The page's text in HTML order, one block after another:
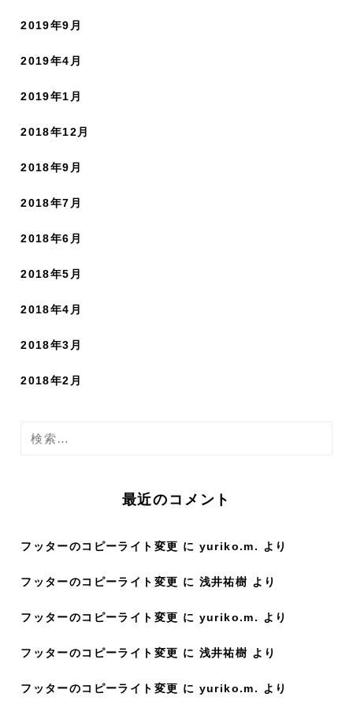
2019年9月
2019年4月
2019年1月
2018年12月
2018年9月
2018年7月
2018年6月
2018年5月
2018年4月
2018年3月
2018年2月
検
最近のコメント
フッターのコピーライト変更 に yuriko.m. より
フッターのコピーライト変更 に 浅井祐樹 より
フッターのコピーライト変更 に yuriko.m. より
フッターのコピーライト変更 に 浅井祐樹 より
フッターのコピーライト変更 に yuriko.m. より